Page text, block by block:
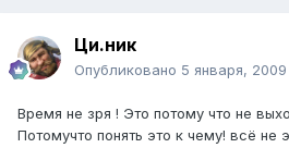
Ци.ник
Опубликовано 5 января, 2009
Время не зря ! Это потому что не
Потомучто понять это к чему! всё не